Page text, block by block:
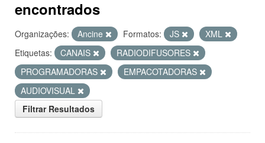
encontrados
Organizações: Ancine Formatos: JS
XML
Etiquetas:
CANAIS
RADIODIFUSORES
PROGRAMADORAS
EMPACOTADORAS
AUDIOVISUAL
Filtrar Resultados